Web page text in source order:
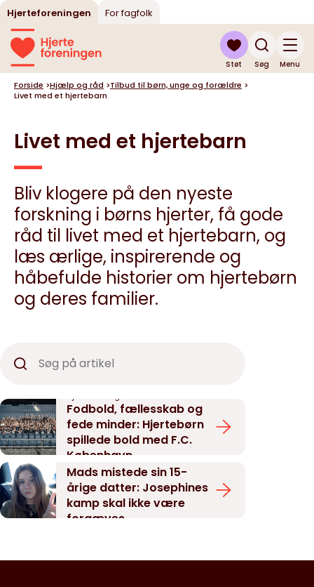
Hjerteforeningen For fagfolk
Søg
Støt Menu
Forside >Hjælp og råd >Tilbud til børn, unge og forældre >
Livet med et hjertebarn
Livet med et hjertebarn
Bliv klogere på den nyeste
forskning i børns hjerter, få gode
råd til livet med et hjertebarn, og
læs ærlige, inspirerende og
håbefulde historier om hjertebørn
og deres familier.
Fodbold, fællesskab og
fede minder: Hjertebørn
spillede bold med F.C.
København
Donor
Mads mistede sin 15-
årige datter: Josephines
kamp skal ikke være
forgæves